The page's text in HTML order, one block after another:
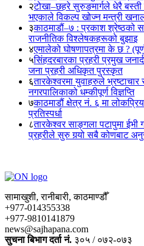
२टोखा–छहरे सुरुङमार्गले धेरै बस्ती
भएकाले विकल्प खोज्न मन्त्री
३काठमाडौं–७ : प्रकाश श्रेष्ठको
राजनीतिक विश्लेषकहरूको बुझाइ
४एमालेको घोषणापत्रमा के छ ?
५सिंहदरबारका प्रहरी प्रमुख
जना प्रहरी अधिकृत पुरस्कृत
६तारकेश्वरमा युवाहरुले भ्रष्टाचार
नगरपालिकाको धम्कीपूर्ण विज्ञप्ति
७काठमाडौं क्षेत्र नं. ६ मा
प्रतिस्पर्धा
८तारकेश्वर साङ्गला पटापुमा ईभी
प्रहरीले सुरु गर्‍यो सबै कोणबाट
सामाखुशी, रानीबारी, काठमाण्डौँ
+977-014355338
+977-9810141879
news@sajhapana.com
सुचना बिभाग दर्ता नं. ३०५ / ०७२-०७३